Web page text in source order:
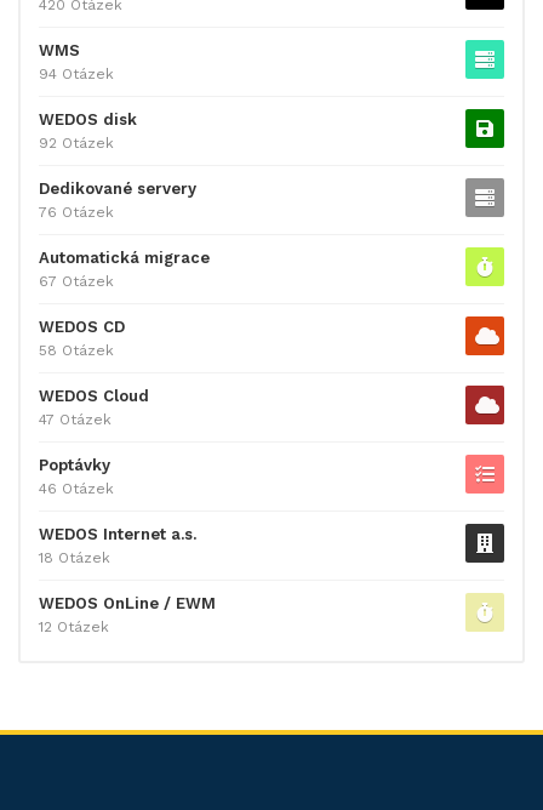
420 Otázek
WMS
94 Otázek
WEDOS disk
92 Otázek
Dedikované servery
76 Otázek
Automatická migrace
67 Otázek
WEDOS CD
58 Otázek
WEDOS Cloud
47 Otázek
Poptávky
46 Otázek
WEDOS Internet a.s.
18 Otázek
WEDOS OnLine / EWM
12 Otázek